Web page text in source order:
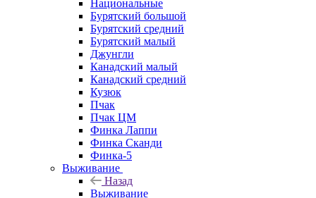
Национальные
Бурятский большой
Бурятский средний
Бурятский малый
Джунгли
Канадский малый
Канадский средний
Кузюк
Пчак
Пчак ЦМ
Финка Лаппи
Финка Сканди
Финка-5
Выживание
Назад
Выживание